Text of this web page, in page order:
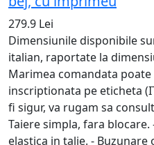
279.9 Lei
Dimensiunile disponibile
italian, raportate la
Marimea comandata
inscriptionata pe eticheta
fi sigur, va rugam sa
Taiere simpla, fara blocare.
elastica in talie. - Buzunare